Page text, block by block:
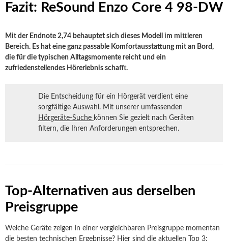
Fazit: ReSound Enzo Core 4 98-DW
Mit der Endnote 2,74 behauptet sich dieses Modell im mittleren
Bereich. Es hat eine ganz passable Komfortausstattung mit an Bord,
die für die typischen Alltagsmomente reicht und ein
zufriedenstellendes Hörerlebnis schafft.
Die Entscheidung für ein Hörgerät verdient eine
sorgfältige Auswahl. Mit unserer umfassenden
Hörgeräte-Suche können Sie gezielt nach Geräten
filtern, die Ihren Anforderungen entsprechen.
Top-Alternativen aus derselben
Preisgruppe
Welche Geräte zeigen in einer vergleichbaren Preisgruppe momentan
die besten technischen Ergebnisse? Hier sind die aktuellen Top 3: